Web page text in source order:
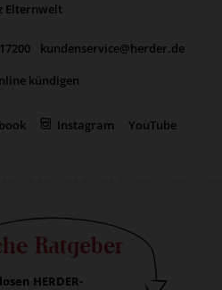
Elternwelt
kundenservice@herder.de
kündigen
Instagram YouTube
Ratgeber
HERDER-